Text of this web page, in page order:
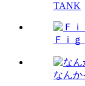
TANK
Ｆｉ
なんか